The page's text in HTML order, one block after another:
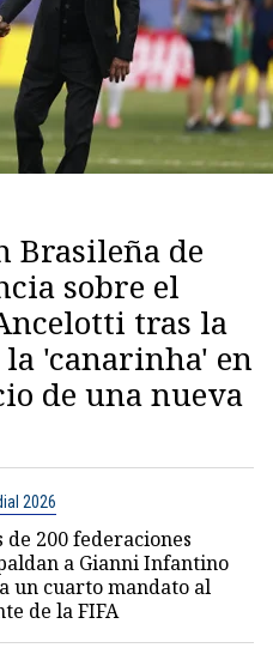
Brasileña de
sobre el
tras la
'canarinha' en
de una nueva
2026
de 200 federaciones
a Gianni Infantino
un cuarto mandato al
de la FIFA